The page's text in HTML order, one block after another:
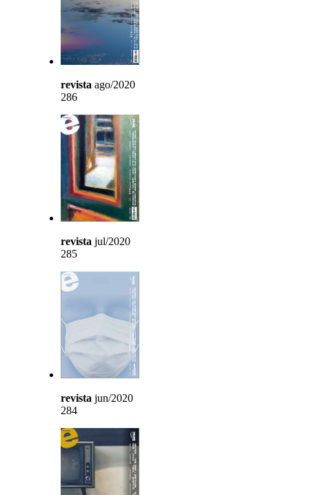
revista ago/2020
286
revista jul/2020
285
revista jun/2020
284